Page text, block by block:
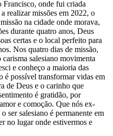
Francisco, onde fui criada
realizar missões em 2022, o
na cidade onde morava,
durante quatro anos, Deus
certas e o local perfeito para
Nos quatro dias de missão,
salesiano movimenta
e conheço a maioria das
é possível transformar vidas em
de Deus e o carinho que
é gratidão, por
e comoção. Que nós ex-
ser salesiano é permanente em
no lugar onde estivermos e